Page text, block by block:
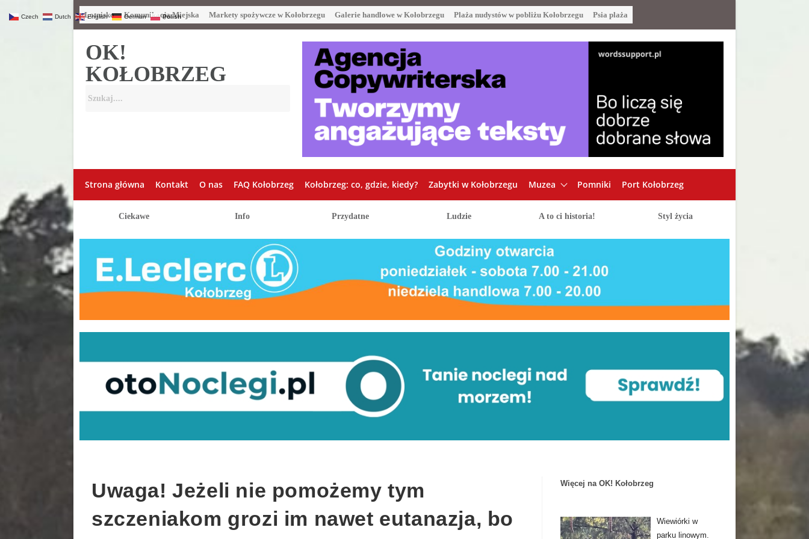
Lotnisko Komunikacja Miejska Markety spożywcze w Kołobrzegu Galerie handlowe w Kołobrzegu Plaża nudystów w pobliżu Kołobrzegu Psia plaża
OK!
KOŁOBRZEG
Strona główna Kontakt O nas FAQ Kołobrzeg Kołobrzeg: co, gdzie, kiedy? Zabytki w Kołobrzegu Muzea Pomniki Port Kołobrzeg
Ciekawe Info Przydatne Ludzie A to ci historia! Styl życia
Uwaga! Jeżeli nie pomożemy tym
szczeniakom grozi im nawet eutanazja, bo
Więcej na OK! Kołobrzeg
Wiewiórki w
parku linowym.
Czech Dutch English German Polish